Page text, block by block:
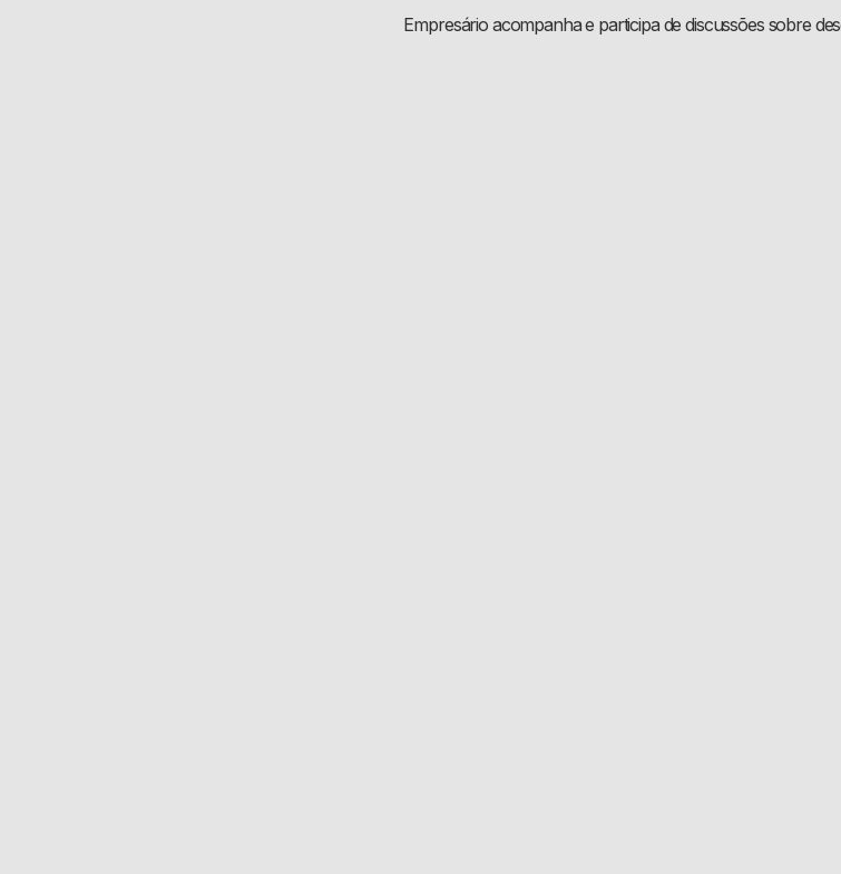
Empresário acompanha e participa de discussões sobre